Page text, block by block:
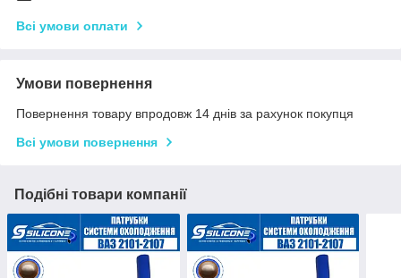
Всі умови оплати
Умови повернення
Повернення товару впродовж 14 днів за рахунок покупця
Всі умови повернення
Подібні товари компанії